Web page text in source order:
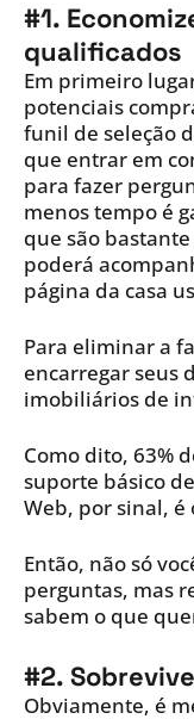
#1.
qualificados
Em primeiro
potenciais
funil de seleção
que entrar em
para fazer
menos tempo é
que são
poderá
página da casa
Para eliminar a
encarregar seus
imobiliários de
Como dito, 63%
suporte básico
Web, por sinal,
Então, não só
perguntas, mas
sabem o que
#2.
Obviamente, é